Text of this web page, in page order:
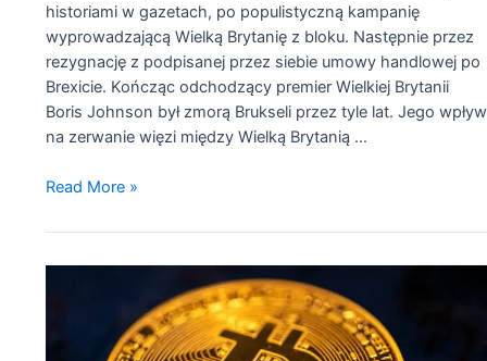
historiami w gazetach, po populistyczną kampanię
wyprowadzającą Wielką Brytanię z bloku. Następnie przez
rezygnację z podpisanej przez siebie umowy handlowej po
Brexicie. Kończąc odchodzący premier Wielkiej Brytanii
Boris Johnson był zmorą Brukseli przez tyle lat. Jego wpływ
na zerwanie więzi między Wielką Brytanią …
Odejście
Więzi
Wielkiej
Read More »